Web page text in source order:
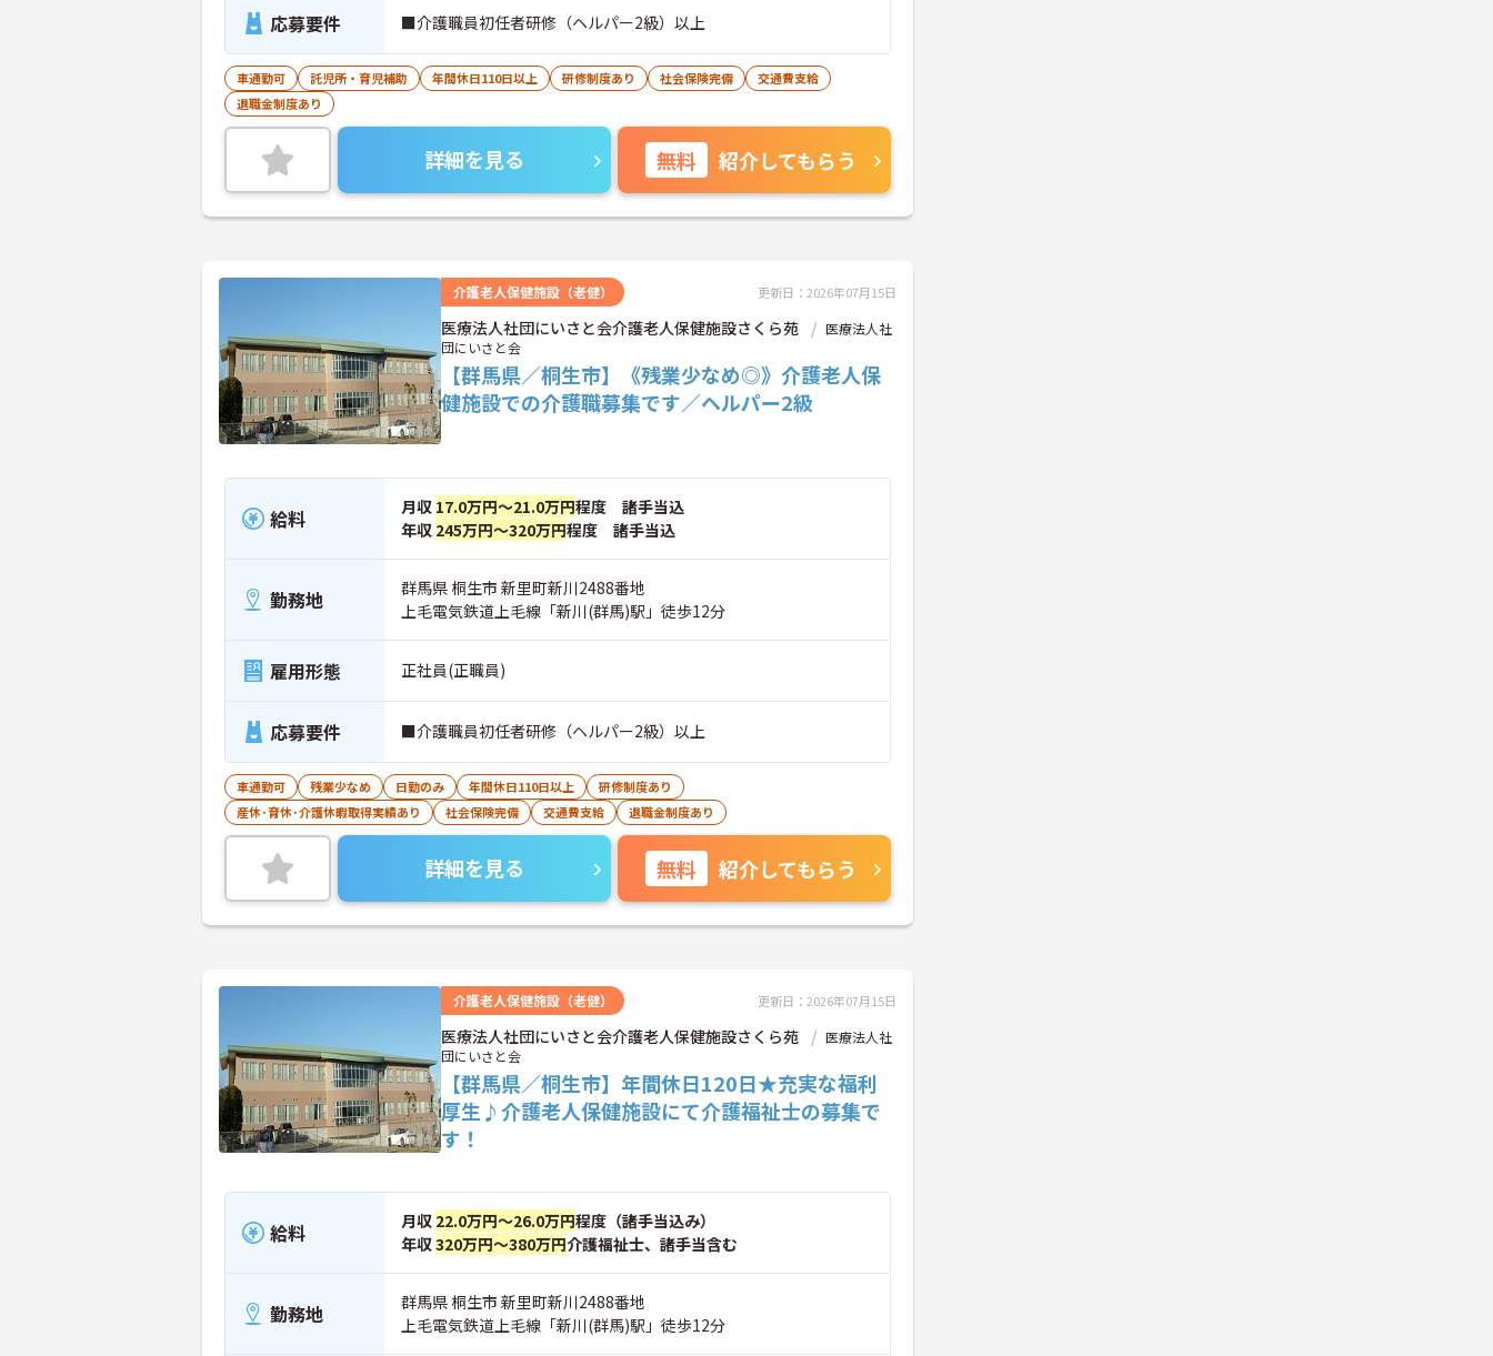
応募要件 ■介護職員初任者研修（ヘルパー2級）以上
車通勤可 託児所・育児補助 年間休日110日以上 研修制度あり 社会保険完備
交通費支給
退職金制度あり
詳細を見る 無料 紹介してもらう
介護老人保健施設（老健） 更新日：2026年07月15日
医療法人社団にいさと会介護老人保健施設さくら苑
医療法人社
団にいさと会
【群馬県／桐生市】《残業少なめ◎》介護老人保
健施設での介護職募集です／ヘルパー2級
給料 月収 17.0万円～21.0万円程度 諸手当込
年収 245万円～320万円程度 諸手当込
勤務地
群馬県 桐生市 新里町新川2488番地
上毛電気鉄道上毛線「新川(群馬)駅」徒歩12分
雇用形態 正社員(正職員)
応募要件 ■介護職員初任者研修（ヘルパー2級）以上
車通勤可 残業少なめ 日勤のみ 年間休日110日以上
研修制度あり
産休･育休･介護休暇取得実績あり
社会保険完備 交通費支給 退職金制度あり
詳細を見る 無料 紹介してもらう
介護老人保健施設（老健） 更新日：2026年07月15日
医療法人社団にいさと会介護老人保健施設さくら苑
医療法人社
団にいさと会
【群馬県／桐生市】年間休日120日★充実な福利
厚生♪介護老人保健施設にて介護福祉士の募集で
す！
給料 月収 22.0万円～26.0万円程度（諸手当込み）
年収320万円～380万円介護福祉士、諸手当含む
勤務地
群馬県 桐生市 新里町新川2488番地
上毛電気鉄道上毛線「新川(群馬)駅」徒歩12分